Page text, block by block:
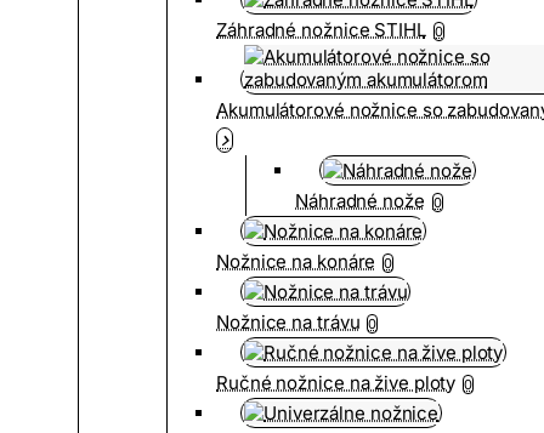
Záhradné nožnice STIHL 0
Akumulátorové nožnice so
Náhradné nože 0
Nožnice na konáre 0
Nožnice na trávu 0
Ručné nožnice na žive ploty 0